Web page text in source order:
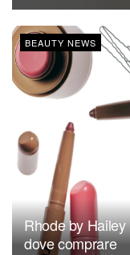
BEAUTY NEWS
Rhode by
dove comprare